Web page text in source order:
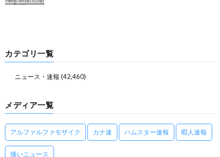
カテゴリ一覧
ニュース・速報 (42,460)
メディア一覧
アルファルファモザイク カナ速 ハムスター速報 暇人速報
痛いニュース